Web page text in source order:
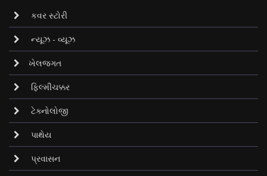
કવર સ્ટોરી
ન્યૂઝ - વ્યૂઝ
ખેલજગત
ફિલ્મીચક્કર
ટેક્નોલોજી
પાથેય
પ્રવાસન